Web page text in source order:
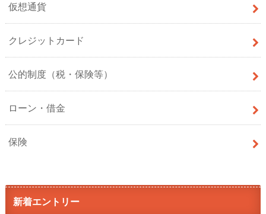
仮想通貨
クレジットカード
公的制度（税・保険等）
ローン・借金
保険
新着エントリー